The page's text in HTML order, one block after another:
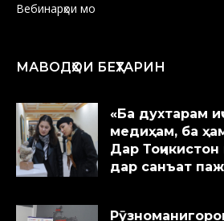
Вебинарҳои мо
МАВОДҲОИ БЕҲТАРИН
«Ба духтарам
медиҳам, ба
Дар
дар санъат